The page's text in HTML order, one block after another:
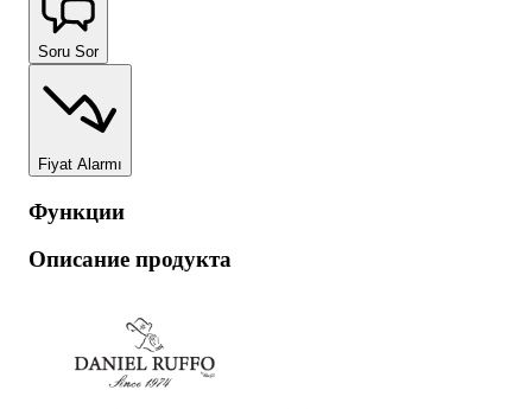
Soru Sor
Fiyat Alarmı
Функции
Описание продукта